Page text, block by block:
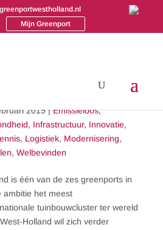
Mijn Greenport
2015|Emissieloos,
, Infrastructuur, Innovatie,
, Logistiek, Modernisering,
,Welbevinden
is één van de zes greenports in
ambitie het meest
tuinbouwcluster ter wereld
Holland wil zich verder